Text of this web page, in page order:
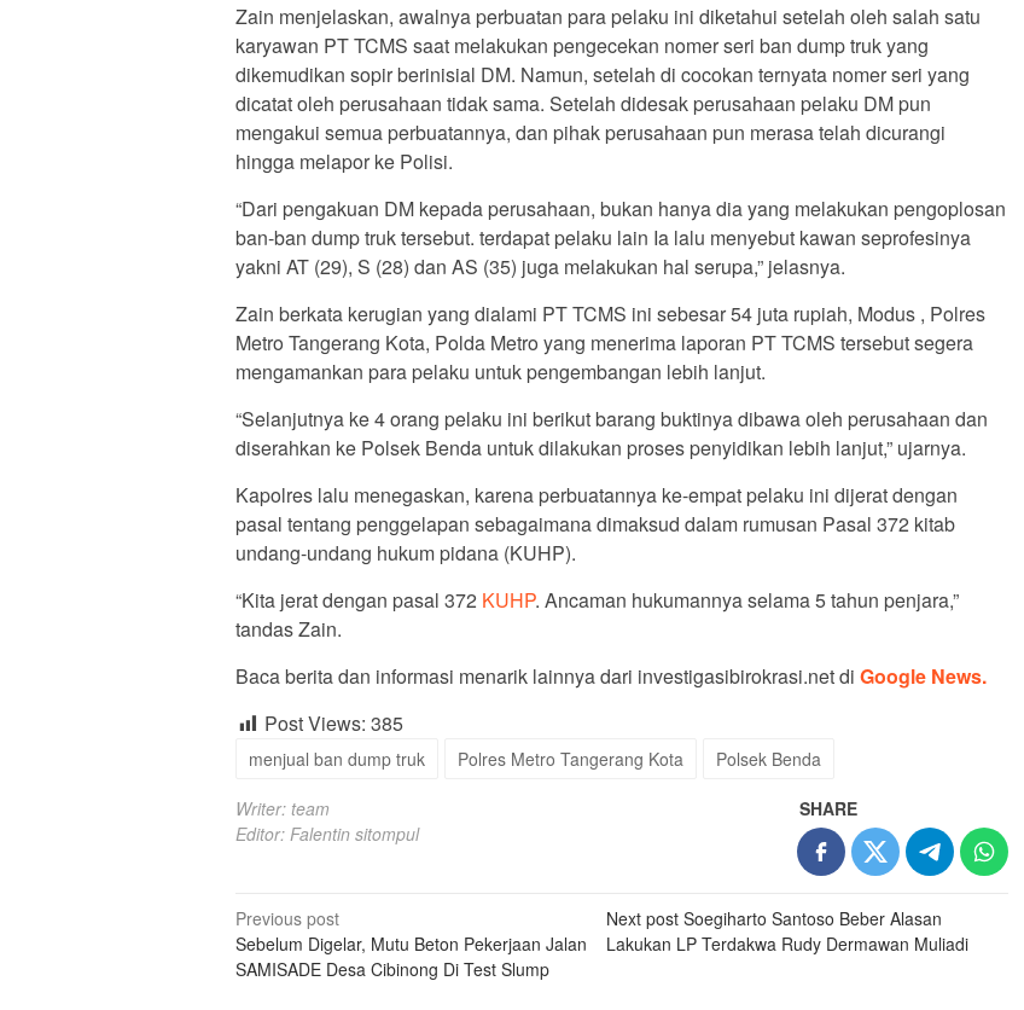
Zain menjelaskan, awalnya perbuatan para pelaku ini diketahui setelah oleh salah satu
karyawan PT TCMS saat melakukan pengecekan nomer seri ban dump truk yang
dikemudikan sopir berinisial DM. Namun, setelah di cocokan ternyata nomer seri yang
dicatat oleh perusahaan tidak sama. Setelah didesak perusahaan pelaku DM pun
mengakui semua perbuatannya, dan pihak perusahaan pun merasa telah dicurangi
hingga melapor ke Polisi.
“Dari pengakuan DM kepada perusahaan, bukan hanya dia yang melakukan pengoplosan
ban-ban dump truk tersebut. terdapat pelaku lain Ia lalu menyebut kawan seprofesinya
yakni AT (29), S (28) dan AS (35) juga melakukan hal serupa,” jelasnya.
Zain berkata kerugian yang dialami PT TCMS ini sebesar 54 juta rupiah, Modus , Polres
Metro Tangerang Kota, Polda Metro yang menerima laporan PT TCMS tersebut segera
mengamankan para pelaku untuk pengembangan lebih lanjut.
“Selanjutnya ke 4 orang pelaku ini berikut barang buktinya dibawa oleh perusahaan dan
diserahkan ke Polsek Benda untuk dilakukan proses penyidikan lebih lanjut,” ujarnya.
Kapolres lalu menegaskan, karena perbuatannya ke-empat pelaku ini dijerat dengan
pasal tentang penggelapan sebagaimana dimaksud dalam rumusan Pasal 372 kitab
undang-undang hukum pidana (KUHP).
“Kita jerat dengan pasal 372 KUHP. Ancaman hukumannya selama 5 tahun penjara,”
tandas Zain.
Baca berita dan informasi menarik lainnya dari investigasibirokrasi.net di Google News.
Post Views: 385
menjual ban dump truk Polres Metro Tangerang Kota Polsek Benda
Writer: team
Editor: Falentin sitompul
SHARE
Post
navigation
Previous post
Sebelum Digelar, Mutu Beton Pekerjaan Jalan
SAMISADE Desa Cibinong Di Test Slump
Next post Soegiharto Santoso Beber Alasan
Lakukan LP Terdakwa Rudy Dermawan Muliadi